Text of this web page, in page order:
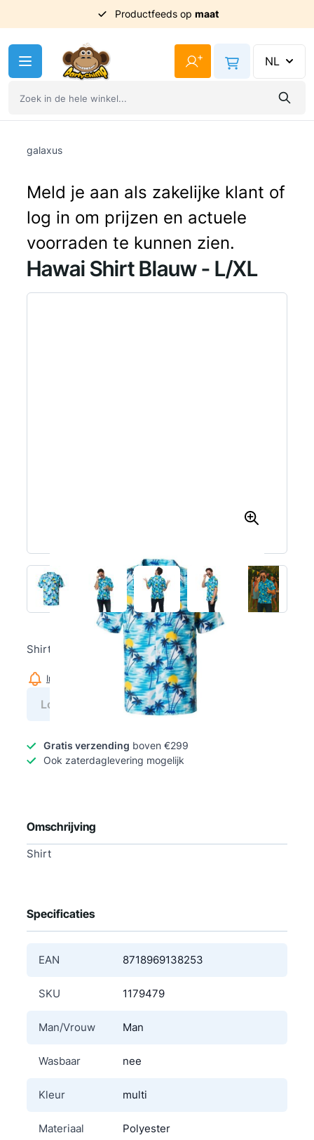
Uitvoorraadgeleverd
+ NL
galaxus
Meld je aan als zakelijke klant of
log in om prijzen en actuele
voorraden te kunnen zien.
Hawai Shirt Blauw - L/XL
Shirt
Informeer mij wanneer dit product op voorraad is
Log in voor prijs
Gratis verzending boven €299
Ook zaterdaglevering mogelijk
Omschrijving
Shirt
Specificaties
EAN 8718969138253
SKU 1179479
Man/Vrouw Man
Wasbaar nee
Kleur multi
Materiaal Polyester